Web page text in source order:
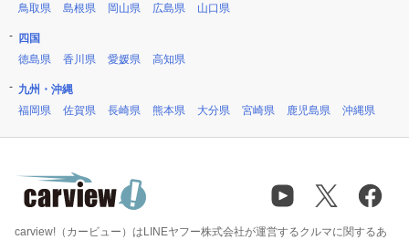
鳥取県
島根県 岡山県 広島県 山口県
四国
徳島県
香川県 愛媛県 高知県
九州・沖縄
福岡県
佐賀県 長崎県 熊本県 大分県 宮崎県 鹿児島県 沖縄県
carview!（カービュー）はLINEヤフー株式会社が運営するクルマに関するあ